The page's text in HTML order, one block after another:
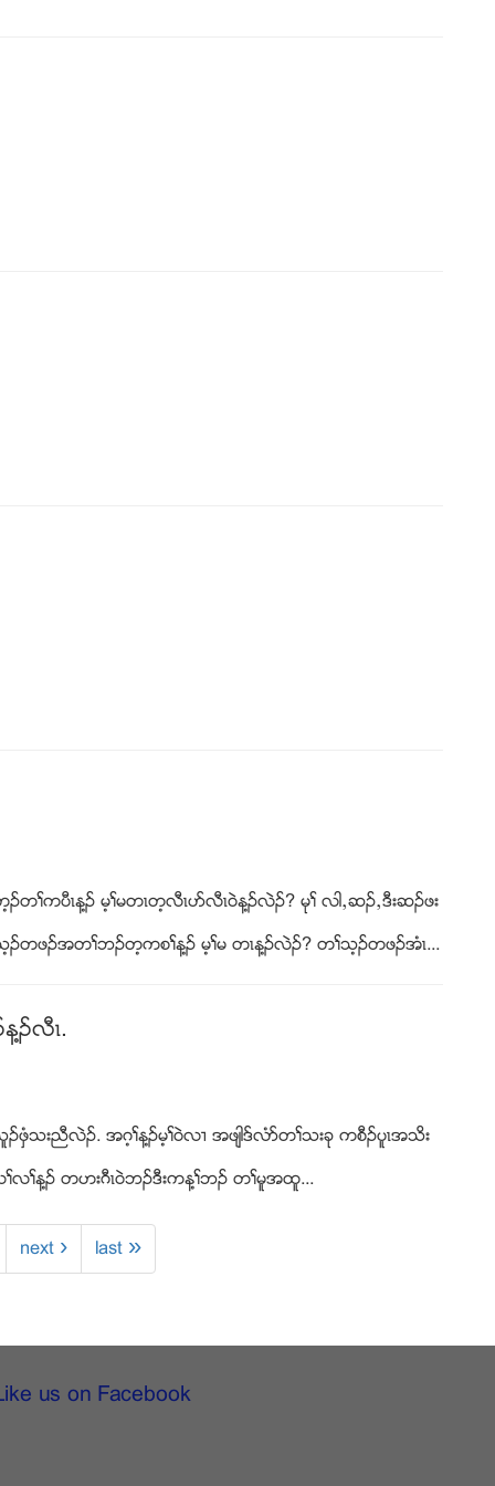
ကပီၚန႔ဥ မ့ႈမတၚတ့လီၚပဏလီၚ၀ဲန႔ဥလဲဥ? မုႈ လါယဆဥယဒီးဆဥဖး
တဖဥအတႈဘဥတ့ကစႈန႔ဥ မ့ႈမ တၚန႔ဥလဲဥ? တႈသ့ဥတဖဥအံၚ...
ဥလီၚ.
ဖွံသးညီလဲဥ. အဂ့ႈန႔ဥမ့ႈ၀ဲလ႕ အဖ်ါဒ္လံဏတႈသးခု ကစီဥပူၚအသိး
လႈန႔ဥ တဟးဂီၚ၀ဲဘဥဒီးကန႔ႈဘဥ တႈမူအထူ...
next › last »
us on Facebook